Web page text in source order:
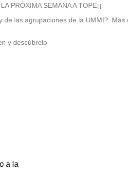
PRÓXIMA SEMANA A TOPE¡¡
las agrupaciones de la UMMI?.
y descúbrelo
a la